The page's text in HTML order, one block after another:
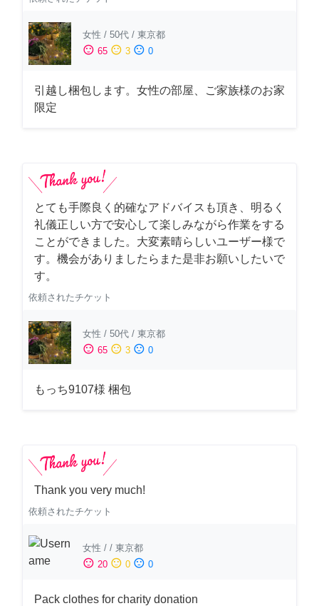
女性 / 50代 / 東京都
sentiment_satisfied 65 sentiment_neutral 3 sentiment_dissatisfied 0
引越し梱包します。女性の部屋、ご家族様のお家
限定
とても手際良く的確なアドバイスも頂き、明るく
礼儀正しい方で安心して楽しみながら作業をする
ことができました。大変素晴らしいユーザー様で
す。機会がありましたらまた是非お願いしたいで
す。
依頼されたチケット
女性 / 50代 / 東京都
sentiment_satisfied 65 sentiment_neutral 3 sentiment_dissatisfied 0
もっち9107様 梱包
Thank you very much!
依頼されたチケット
女性 / / 東京都
sentiment_satisfied 20 sentiment_neutral 0 sentiment_dissatisfied 0
Pack clothes for charity donation